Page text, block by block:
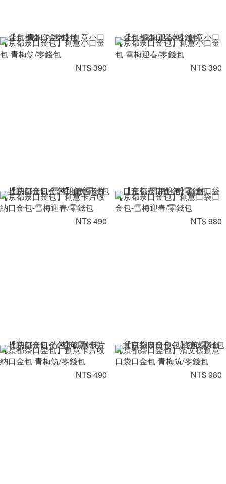
【京都奈口金包】創意小口金
包-青梅筑/零錢包
NT$ 390
【京都奈口金包】創意小口金
包-雪梅迎春/零錢包
NT$ 390
【京都奈口金包】創意卡片收
納口金包-雪梅迎春/零錢包
NT$ 490
【京都奈口金包】創意口袋口
金包-雪梅迎春/零錢包
NT$ 980
【京都奈口金包】創意卡片收
納口金包-青梅筑/零錢包
NT$ 490
【京都奈口金包】濱文樣創意
口袋口金包-青梅筑/零錢包
NT$ 980